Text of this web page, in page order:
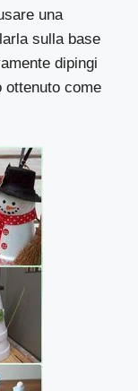
una
sulla base
dipingi
ottenuto come